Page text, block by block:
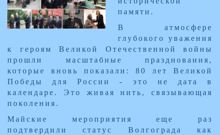
памяти.
В атмосфере
глубокого уважения
к героям Великой Отечественной войны
прошли масштабные празднования,
которые вновь показали: 80 лет Великой
Победы для России - это не дата в
календаре. Это живая нить, связывающая
поколения.
Майские мероприятия еще раз
подтвердили статус Волгограда как